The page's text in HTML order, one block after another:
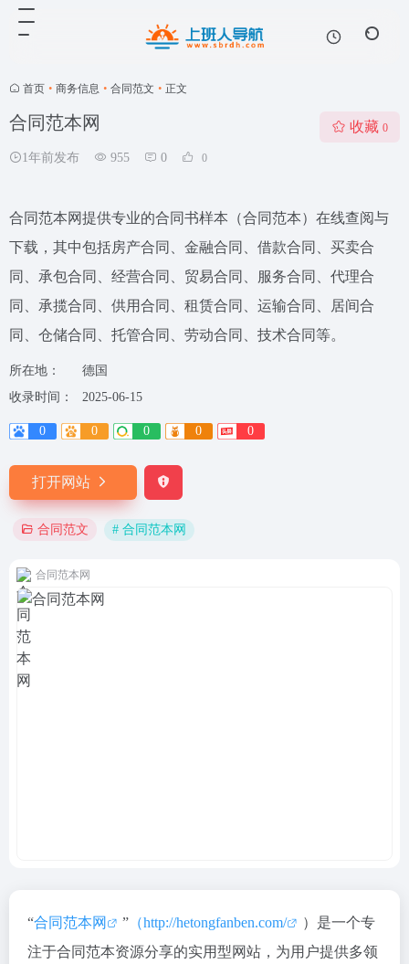
首页 • 商务信息 • 合同范文 • 正文
合同范本网
1年前发布 955 0 0
收藏 0
合同范本网提供专业的合同书样本（合同范本）在线查阅与
下载，其中包括房产合同、金融合同、借款合同、买卖合
同、承包合同、经营合同、贸易合同、服务合同、代理合
同、承揽合同、供用合同、租赁合同、运输合同、居间合
同、仓储合同、托管合同、劳动合同、技术合同等。
所在地：
德国
收录时间：
2025-06-15
0 0 0 0 0
打开网站
合同范文 # 合同范本网
合同范本网
“合同范本网 ” （http://hetongfanben.com/
）是一个专
注于合同范本资源分享的实用型网站，为用户提供多领